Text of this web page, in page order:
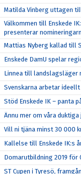
Matilda Vinberg uttagen
Välkommen till Enskede
presenterar
Mattias Nyberg kallad till
Enskede DamU spelar
Linnea till landslagsläger
Svenskarna arbetar
Stöd Enskede IK – panta
Ännu mer om våra
Vill ni tjäna minst 30 000
Kallelse till Enskede IK:s
Domarutbildning 2019 för
ST Cupen i Tyresö,